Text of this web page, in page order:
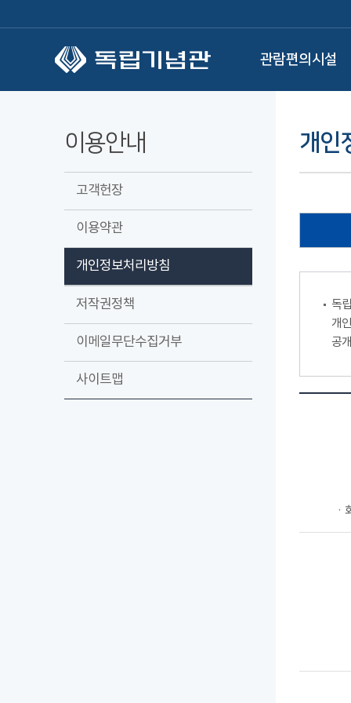
관람편의시설
이용안내
고객헌장
이용약관
개인정보처리방침
저작권정책
이메일무단수집거부
사이트맵
개인
독
개
공
ㆍ